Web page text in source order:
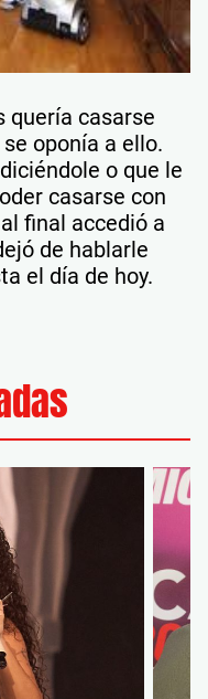
quería casarse
oponía a ello.
o que le
casarse con
final accedió a
de hablarle
el día de hoy.